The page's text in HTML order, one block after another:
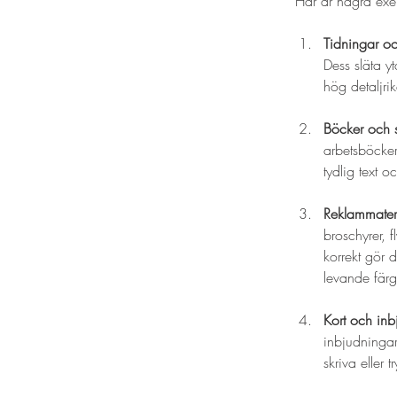
Tidningar
Dess släta
hög
Böcker och
tydlig text
broschyrer,
korrekt gör
levande
Kort och
skriva eller